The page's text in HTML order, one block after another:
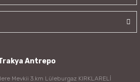
Antrepo
Mevkii 3.km Lüleburgaz KIRKLARELİ